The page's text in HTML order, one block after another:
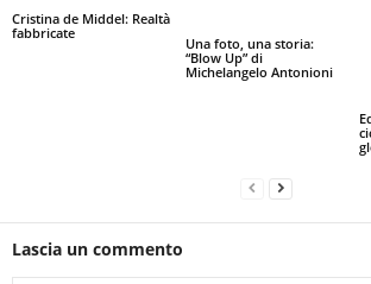
Cristina de Middel: Realtà
fabbricate
Una foto, una storia:
“Blow Up” di
Michelangelo Antonioni
Lascia un commento